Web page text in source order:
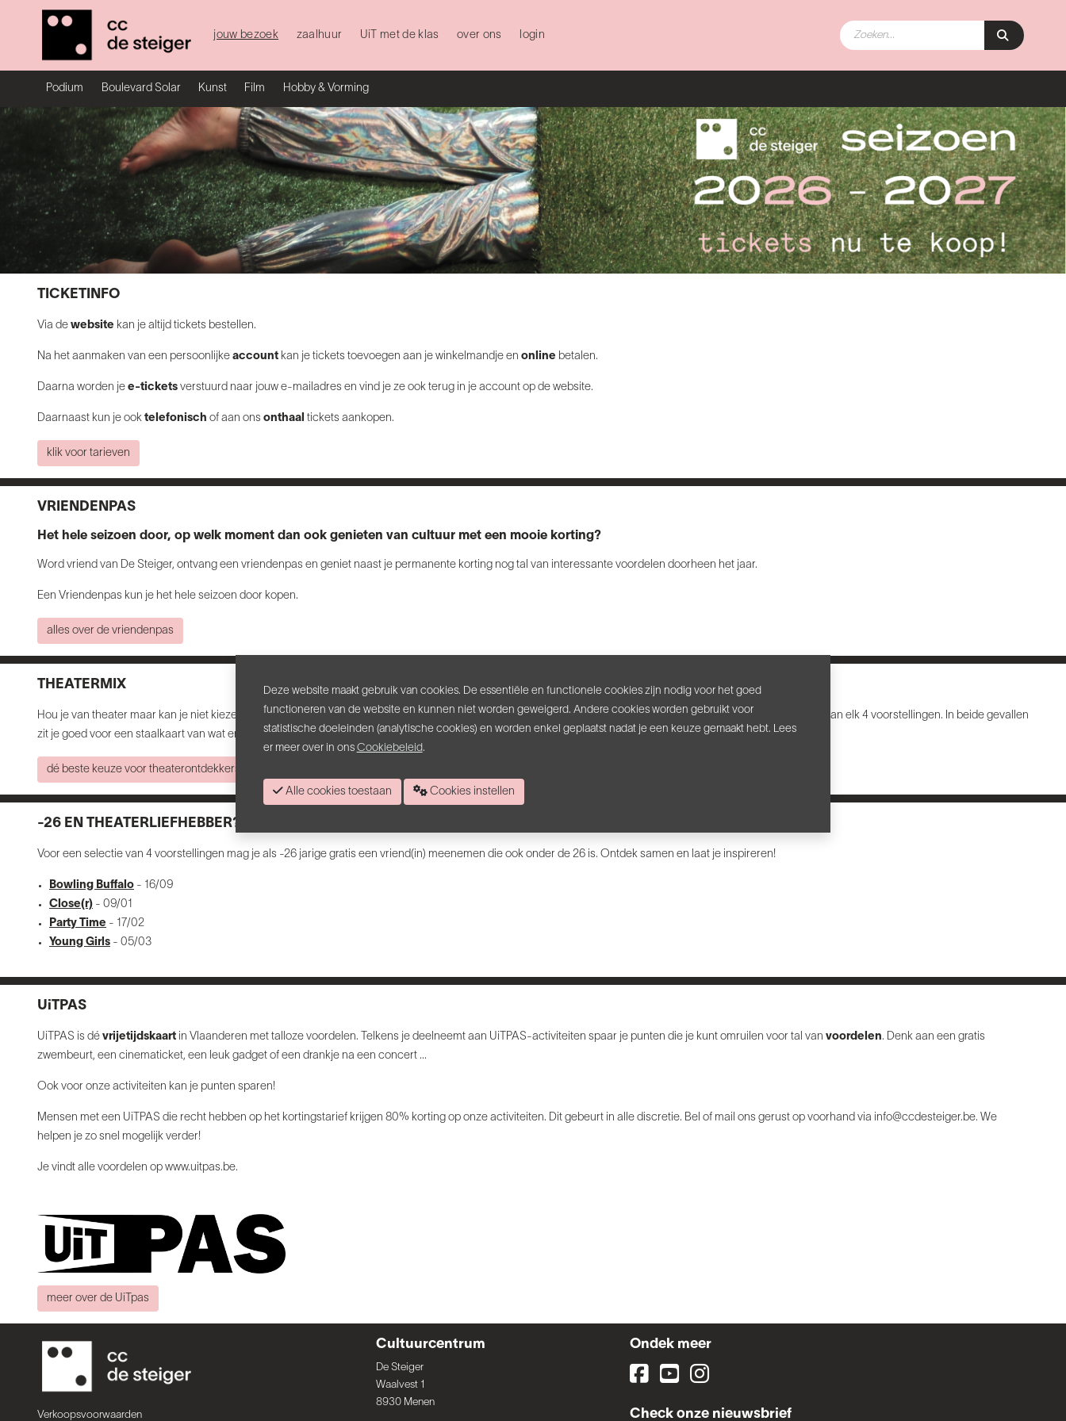
jouw bezoek zaalhuur UiT met de klas over ons login
Podium Boulevard Solar Kunst Film Hobby & Vorming
TICKETINFO
Via de website kan je altijd tickets bestellen.
Na het aanmaken van een persoonlijke account kan je tickets toevoegen aan je winkelmandje en online betalen.
Daarna worden je e-tickets verstuurd naar jouw e-mailadres en vind je ze ook terug in je account op de website.
Daarnaast kun je ook telefonisch of aan ons onthaal tickets aankopen.
klik voor tarieven
VRIENDENPAS
Het hele seizoen door, op welk moment dan ook genieten van cultuur met een mooie korting?
Word vriend van De Steiger, ontvang een vriendenpas en geniet naast je permanente korting nog tal van interessante voordelen doorheen het jaar.
Een Vriendenpas kun je het hele seizoen door kopen.
alles over de vriendenpas
THEATERMIX
Hou je van theater maar kan je niet kiezen uit het aanbod? Wij hebben een kant-en-klare én goedkope oplossing tegen keuzestress! We stelden 2 mixen samen van elk 4 voorstellingen. In beide gevallen
zit je goed voor een staalkaart van wat er anno 2026 leeft in theaterland. Voor 50 EUR kan je 4 voorstellingen meepikken én krijg je een vriendenpas (t.w.v. 10 EUR).
dé beste keuze voor theaterontdekkers
-26 EN THEATERLIEFHEBBER?
Voor een selectie van 4 voorstellingen mag je als -26 jarige gratis een vriend(in) meenemen die ook onder de 26 is. Ontdek samen en laat je inspireren!
Bowling Buffalo - 16/09
Close(r) - 09/01
Party Time - 17/02
Young Girls - 05/03
UiTPAS
UiTPAS is dé vrijetijdskaart in Vlaanderen met talloze voordelen. Telkens je deelneemt aan UiTPAS-activiteiten spaar je punten die je kunt omruilen voor tal van voordelen. Denk aan een gratis
zwembeurt, een cinematicket, een leuk gadget of een drankje na een concert ...
Ook voor onze activiteiten kan je punten sparen!
Mensen met een UiTPAS die recht hebben op het kortingstarief krijgen 80% korting op onze activiteiten. Dit gebeurt in alle discretie. Bel of mail ons gerust op voorhand via info@ccdesteiger.be. We
helpen je zo snel mogelijk verder!
Je vindt alle voordelen op www.uitpas.be.
meer over de UiTpas
Verkoopsvoorwaarden
Cultuurcentrum
De Steiger
Waalvest 1
8930 Menen
Ondek meer
Check onze nieuwsbrief
Deze website maakt gebruik van cookies. De essentiële en functionele cookies zijn nodig voor het goed
functioneren van de website en kunnen niet worden geweigerd. Andere cookies worden gebruikt voor
statistische doeleinden (analytische cookies) en worden enkel geplaatst nadat je een keuze gemaakt hebt. Lees
er meer over in ons Cookiebeleid.
Alle cookies toestaan Cookies instellen